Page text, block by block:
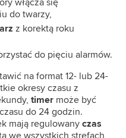
do twarzy,
z korektą roku
do pięciu alarmów.
na format 12- lub 24-
okresy czasu z
timer może być
do 24 godzin.
mają regulowanyczas